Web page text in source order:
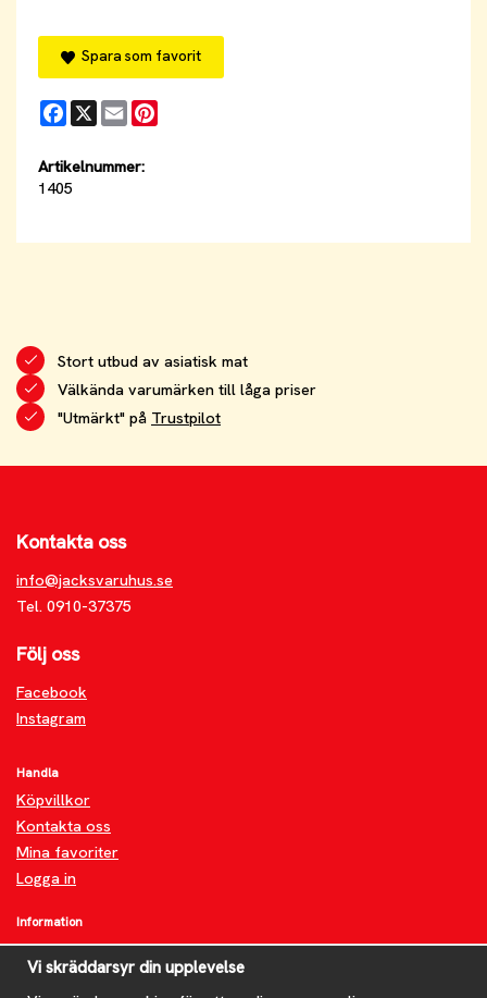
Spara som favorit
Facebook
X Email
Artikelnummer:
1405
Stort utbud av asiatisk mat
Välkända varumärken till låga priser
"Utmärkt" på Trustpilot
Kontakta oss
info@jacksvaruhus.se
Tel. 0910-37375
Följ oss
Facebook
Instagram
Handla
Köpvillkor
Kontakta oss
Mina favoriter
Logga in
Information
Om oss
FAQ
Vi skräddarsyr din upplevelse